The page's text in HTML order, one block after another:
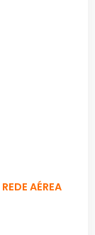
REDE AÉREA